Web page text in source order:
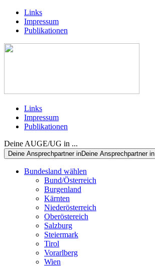
Links
Impressum
Publikationen
Links
Impressum
Publikationen
Deine AUGE/UG in ...
Deine Ansprechpartner inDeine Ansprechpartner in
Bundesland wählen
Bund/Österreich
Burgenland
Kärnten
Niederösterreich
Oberöstereich
Salzburg
Steiermark
Tirol
Vorarlberg
Wien